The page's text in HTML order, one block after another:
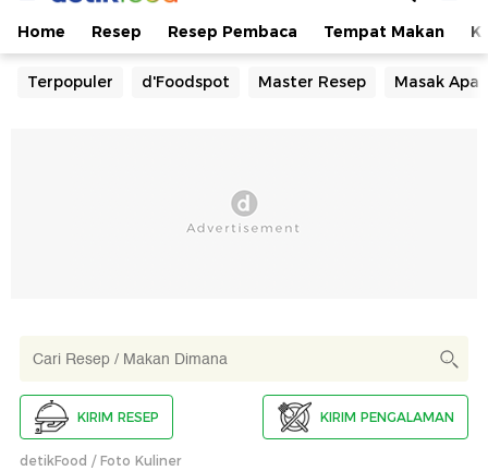
Home Resep Resep Pembaca Tempat Makan
Terpopuler d'Foodspot Master Resep Masak Apa
KIRIM RESEP KIRIM PENGALAMAN
detikFood Foto Kuliner